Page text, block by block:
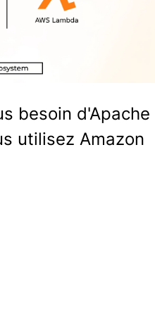
besoin d'Apache
utilisez Amazon